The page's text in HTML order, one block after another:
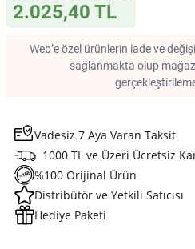
2.025,40 TL
Web’e özel ürünlerin iade ve
sağlanmakta olup
Vadesiz 7 Aya Varan Taksit
1000 TL ve Üzeri Ücretsiz
%100 Orijinal Ürün
Distribütör ve Yetkili Satıcısı
Hediye Paketi